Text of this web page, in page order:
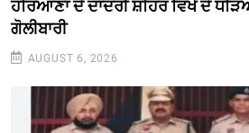
ਹਰਿਆਣਾ ਦੇ ਦਾਦਰੀ ਸ਼ਹਿਰ ਵਿਖੇ ਦੋ
ਗੋਲੀਬਾਰੀ
AUGUST 6, 2026